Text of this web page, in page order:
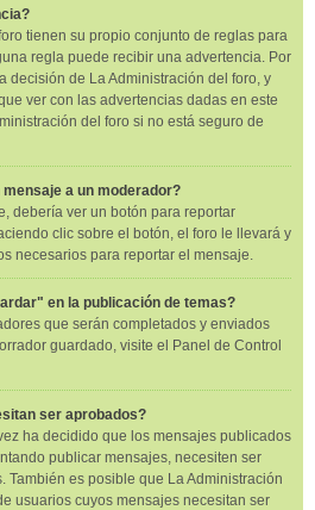
tienen su propio conjunto de reglas para
regla puede recibir una advertencia. Por
decisión de La Administración del foro, y
ver con las advertencias dadas en este
del foro si no está seguro de
a un moderador?
debería ver un botón para reportar
clic sobre el botón, el foro le llevará y
necesarios para reportar el mensaje.
en la publicación de temas?
que serán completados y enviados
guardado, visite el Panel de Control
ser aprobados?
ha decidido que los mensajes publicados
publicar mensajes, necesiten ser
También es posible que La Administración
usuarios cuyos mensajes necesitan ser